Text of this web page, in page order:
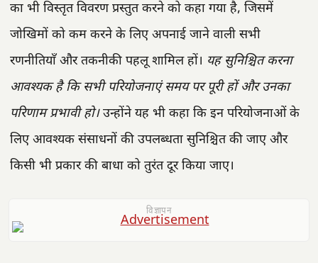
का भी विस्तृत विवरण प्रस्तुत करने को कहा गया है, जिसमें
जोखिमों को कम करने के लिए अपनाई जाने वाली सभी
रणनीतियाँ और तकनीकी पहलू शामिल हों। यह सुनिश्चित करना
आवश्यक है कि सभी परियोजनाएं समय पर पूरी हों और उनका
परिणाम प्रभावी हो।उन्होंने यह भी कहा कि इन परियोजनाओं के
लिए आवश्यक संसाधनों की उपलब्धता सुनिश्चित की जाए और
किसी भी प्रकार की बाधा को तुरंत दूर किया जाए।
विज्ञापन